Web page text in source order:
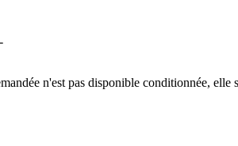
n'est pas disponible conditionnée, elle